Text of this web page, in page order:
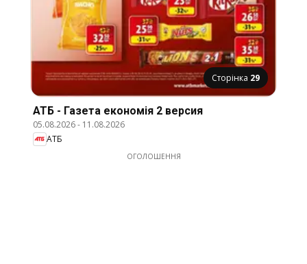
Сторінка 29
АТБ - Газета економія 2 версия
05.08.2026- 11.08.2026
АТБ
ОГОЛОШЕННЯ